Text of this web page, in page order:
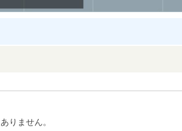
りません。